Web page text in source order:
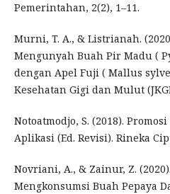
Pemerintahan, 2(2), 1–11.
Murni, T. A., & Listrianah.
Mengunyah Buah Pir Madu (
dengan Apel Fuji ( Mallus
Kesehatan Gigi dan Mulut
Notoatmodjo, S. (2018).
Aplikasi (Ed. Revisi). Rineka
Novriani, A., & Zainur, Z.
Mengkonsumsi Buah Pepaya